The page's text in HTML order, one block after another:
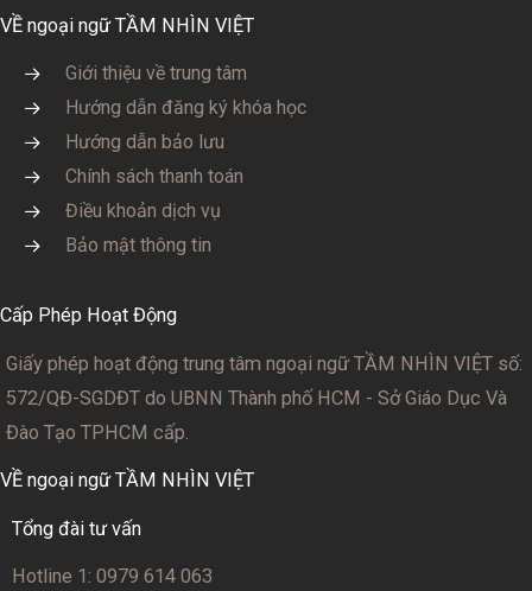
VỀ ngoại ngữ TẦM NHÌN VIỆT
Giới thiệu về trung tâm
Hướng dẫn đăng ký khóa học
Hướng dẫn bảo lưu
Chính sách thanh toán
Điều khoản dịch vụ
Bảo mật thông tin
Cấp Phép Hoạt Động
Giấy phép hoạt động trung tâm ngoại ngữ TẦM NHÌN VIỆT số:
572/QĐ-SGDĐT do UBNN Thành phố HCM - Sở Giáo Dục Và
Đào Tạo TPHCM cấp.
VỀ ngoại ngữ TẦM NHÌN VIỆT
Tổng đài tư vấn
Hotline 1: 0979 614 063